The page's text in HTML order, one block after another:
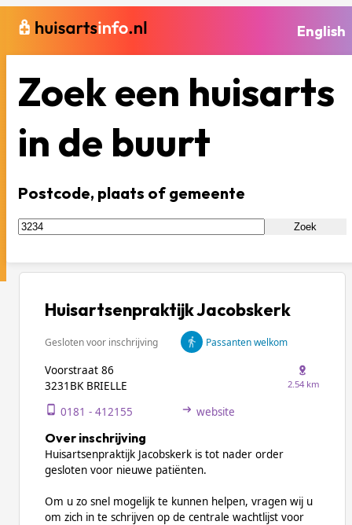
English
Zoek een huisarts
in de buurt
Postcode, plaats of gemeente
Zoek
Huisartsenpraktijk Jacobskerk
Gesloten voor inschrijving Passanten welkom
Voorstraat 86
3231BK BRIELLE
2.54 km
0181 - 412155 website
Over inschrijving
Huisartsenpraktijk Jacobskerk is tot nader order
gesloten voor nieuwe patiënten.
Om u zo snel mogelijk te kunnen helpen, vragen wij u
om zich in te schrijven op de centrale wachtlijst voor